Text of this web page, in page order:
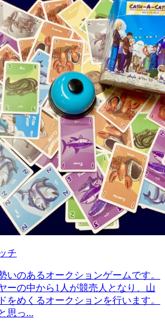
チ
いのあるオークションゲームです。
ーの中から1人が競売人となり、山
をめくるオークションを行います。
思っ...